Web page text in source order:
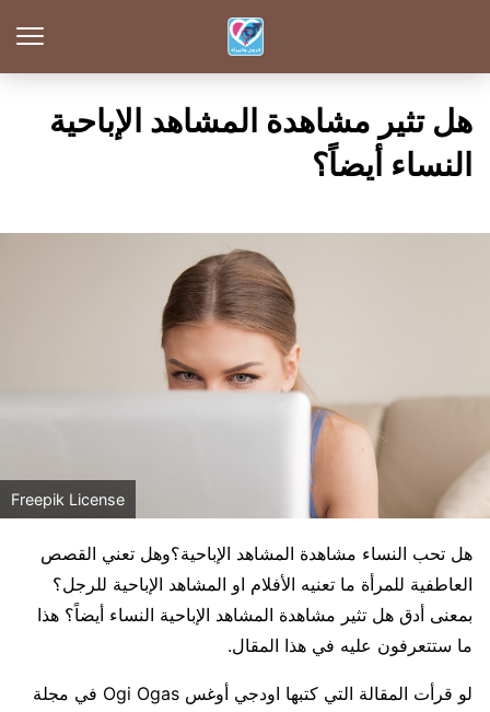
هل تثير مشاهدة المشاهد الإباحية
النساء أيضاً؟
Freepik License
هل تحب النساء مشاهدة المشاهد الإباحية؟وهل تعني القصص
العاطفية للمرأة ما تعنيه الأفلام او المشاهد الإباحية للرجل؟
بمعنى أدق هل تثير مشاهدة المشاهد الإباحية النساء أيضاً؟ هذا
ما ستتعرفون عليه في هذا المقال.
لو قرأت المقالة التي كتبها اودجي أوغس Ogi Ogas في مجلة